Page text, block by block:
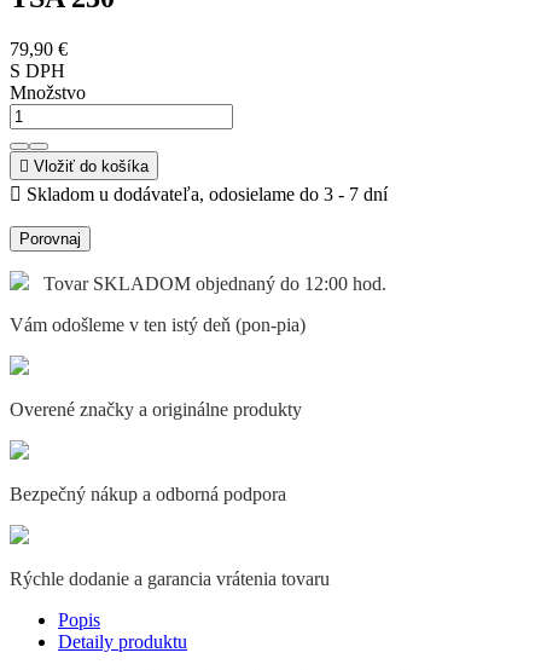
79,90 €
S DPH
Množstvo
 Vložiť do košíka
 Skladom u dodávateľa, odosielame do 3 - 7 dní
Porovnaj
Tovar SKLADOM objednaný do 12:00 hod.
Vám odošleme v ten istý deň (pon-pia)
Overené značky a originálne produkty
Bezpečný nákup a odborná podpora
Rýchle dodanie a garancia vrátenia tovaru
Popis
Detaily produktu